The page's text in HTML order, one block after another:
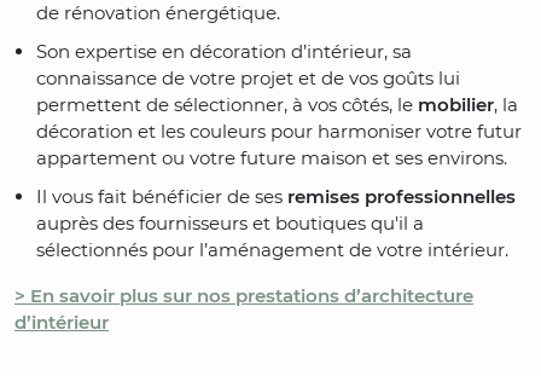
de rénovation énergétique.
Son expertise en décoration d’intérieur, sa
connaissance de votre projet et de vos goûts lui
permettent de sélectionner, à vos côtés, le mobilier, la
décoration et les couleurs pour harmoniser votre futur
appartement ou votre future maison et ses environs.
Il vous fait bénéficier de ses remises professionnelles
auprès des fournisseurs et boutiques qu'il a
sélectionnés pour l’aménagement de votre intérieur.
> En savoir plus sur nos prestations d’architecture
d’intérieur